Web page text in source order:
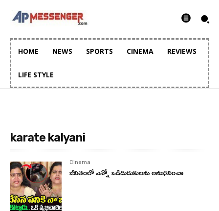
HOME NEWS SPORTS CINEMA REVIEWS
LIFE STYLE
karate kalyani
Cinema
జీవితంలో ఎన్నో ఒడిదుడుకులను అనుభవించా